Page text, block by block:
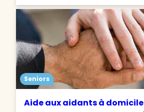
Seniors
Aide aux aidants à domicile